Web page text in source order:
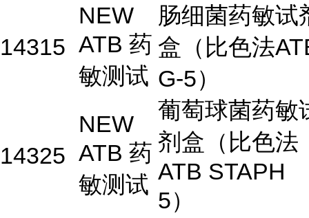
14315
NEW
ATB 药
敏测试
肠细菌药敏试
盒（比色法
G-5）
14325
NEW
ATB 药
敏测试
葡萄球菌药敏
剂盒（比色法
ATB STAPH
5）